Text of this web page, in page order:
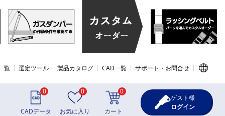
覧 選定ツール 製品カタログ CAD一覧 サポート・お問合せ
0
CADデータ
0
お気に入り
0
カート
ゲスト様
ログイン